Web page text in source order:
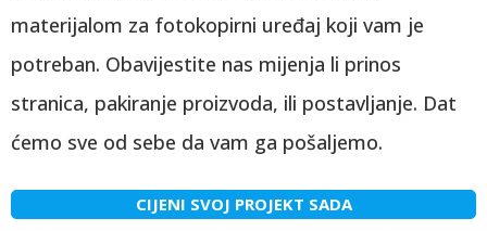
materijalom za fotokopirni uređaj koji vam je
potreban. Obavijestite nas mijenja li prinos
stranica, pakiranje proizvoda, ili postavljanje. Dat
ćemo sve od sebe da vam ga pošaljemo.
CIJENI SVOJ PROJEKT SADA